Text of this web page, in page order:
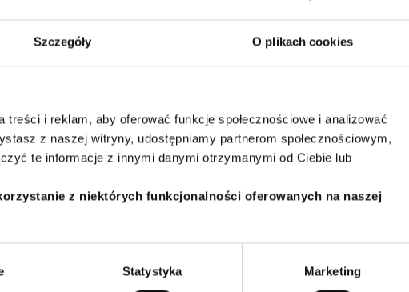
Szczegóły O plikach cookies
i reklam, aby oferować funkcje społecznościowe i analizować
z naszej witryny, udostępniamy partnerom społecznościowym,
te informacje z innymi danymi otrzymanymi od Ciebie lub
z niektórych funkcjonalności oferowanych na naszej
Statystyka Marketing
komentarza eksperta: